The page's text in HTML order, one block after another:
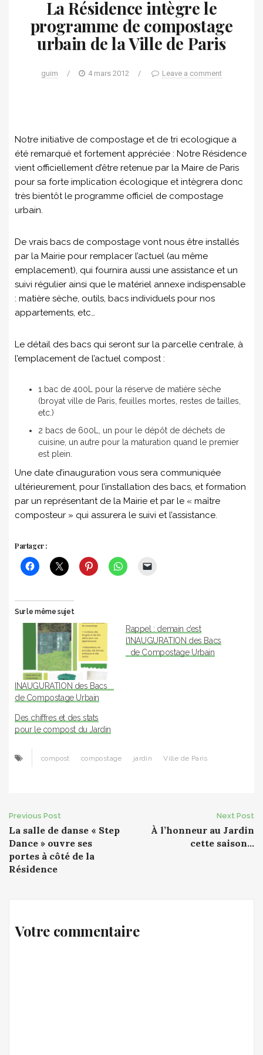
La Résidence intègre le
programme de compostage
urbain de la Ville de Paris
guim / 4 mars 2012 / Leave a comment
Notre initiative de compostage et de tri ecologique a
été remarqué et fortement appréciée : Notre Résidence
vient officiellement d’être retenue par la Maire de Paris
pour sa forte implication écologique et intègrera donc
très bientôt le programme officiel de compostage
urbain.
De vrais bacs de compostage vont nous être installés
par la Mairie pour remplacer l’actuel (au même
emplacement), qui fournira aussi une assistance et un
suivi régulier ainsi que le matériel annexe indispensable
: matière sèche, outils, bacs individuels pour nos
appartements, etc…
Le détail des bacs qui seront sur la parcelle centrale, à
l’emplacement de l’actuel compost :
1 bac de 400L pour la réserve de matière sèche
(broyat ville de Paris, feuilles mortes, restes de tailles,
etc.)
2 bacs de 600L, un pour le dépôt de déchets de
cuisine, un autre pour la maturation quand le premier
est plein.
Une date d’inauguration vous sera communiquée
ultérieurement, pour l’installation des bacs, et formation
par un représentant de la Mairie et par le « maître
composteur » qui assurera le suivi et l’assistance.
Partager :
Sur le même sujet
INAUGURATION des Bacs
de Compostage Urbain
Rappel : demain c’est
l’INAUGURATION des Bacs
de Compostage Urbain
Des chiffres et des stats
pour le compost du Jardin
compost compostage jardin Ville de Paris
Post
navigation
Previous Post
La salle de danse « Step
Dance » ouvre ses
portes à côté de la
Résidence
Next Post
À l’honneur au Jardin
cette saison…
Votre commentaire